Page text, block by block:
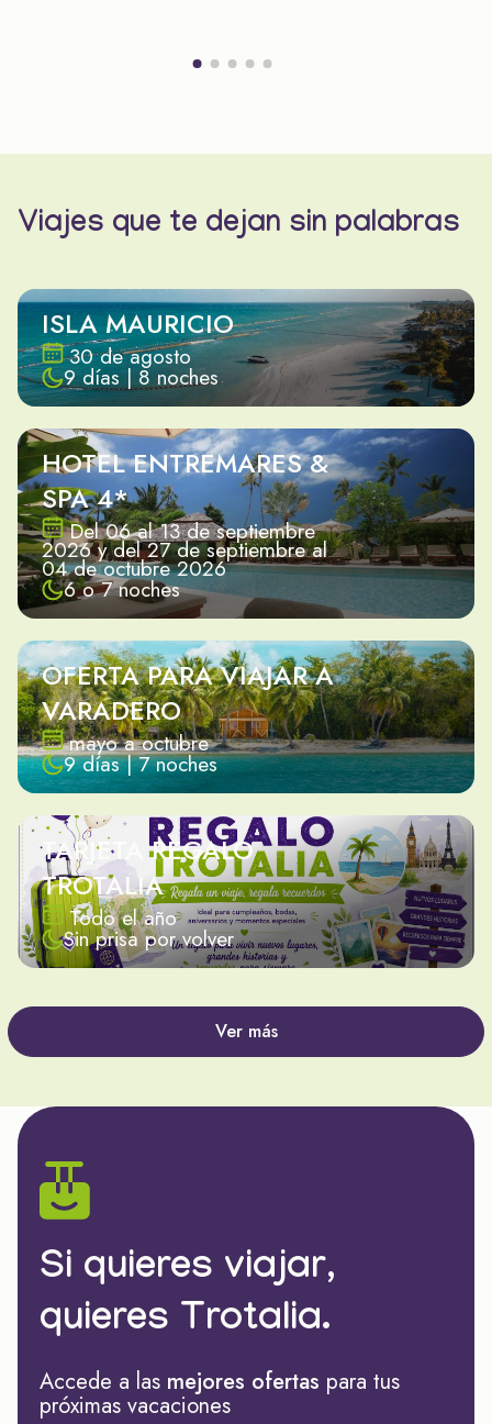
Viajes que te dejan sin palabras
ISLA MAURICIO
30 de agosto
9 días | 8 noches
HOTEL ENTREMARES &
SPA 4*
Del 06 al 13 de septiembre
2026 y del 27 de septiembre al
04 de octubre 2026
6 o 7 noches
OFERTA PARA VIAJAR A
VARADERO
mayo a octubre
9 días | 7 noches
TARJETA REGALO
TROTALIA
Todo el año
Sin prisa por volver
Ver más
Si quieres viajar,
quieres Trotalia.
Accede a las mejores ofertas para tus
próximas vacaciones